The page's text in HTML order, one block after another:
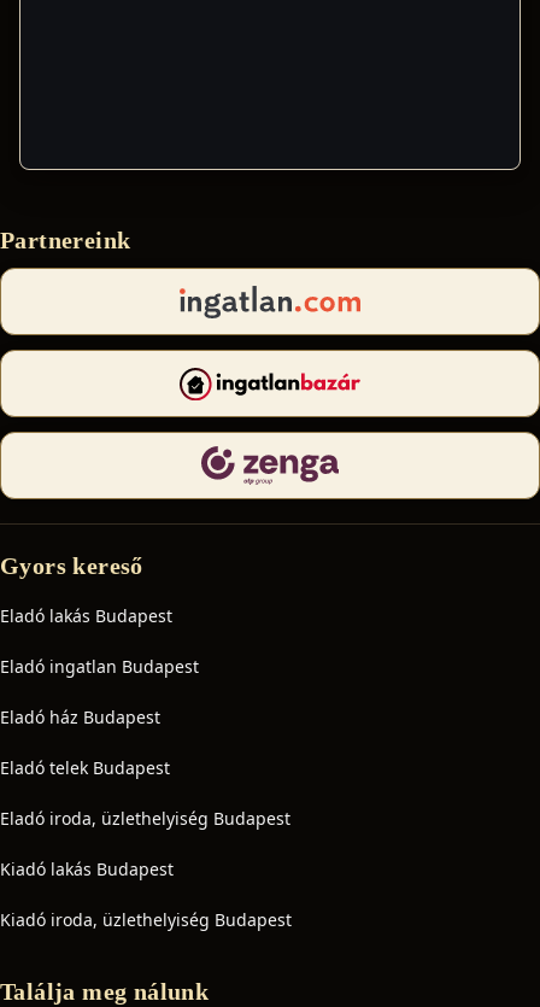
Partnereink
Gyors kereső
Eladó lakás Budapest
Eladó ingatlan Budapest
Eladó ház Budapest
Eladó telek Budapest
Eladó iroda, üzlethelyiség Budapest
Kiadó lakás Budapest
Kiadó iroda, üzlethelyiség Budapest
Találja meg nálunk